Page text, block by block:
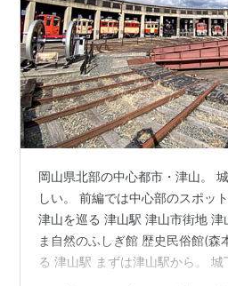
岡山県北部の中心都市・津山。
しい。 前編では中心部のスポッ
津山を巡る 津山駅 津山市街地
ま自然のふしぎ館 歴史民俗館(森
る 津山駅 まずは津山駅から。